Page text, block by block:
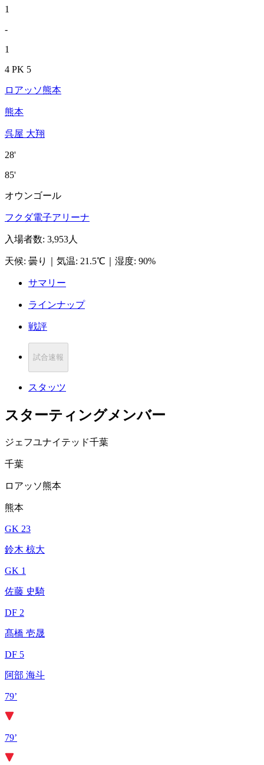
1
-
1
4 PK 5
ロアッソ熊本
熊本
呉屋 大翔
28'
85'
オウンゴール
フクダ電子アリーナ
入場者数: 3,953人
天候: 曇り 気温: 21.5℃ 湿度: 90%
サマリー
ラインナップ
戦評
試合速報
スタッツ
スターティングメンバー
ジェフユナイテッド千葉
千葉
ロアッソ熊本
熊本
GK 23
鈴木 椋大
GK 1
佐藤 史騎
DF 2
髙橋 壱晟
DF 5
阿部 海斗
79’
79’